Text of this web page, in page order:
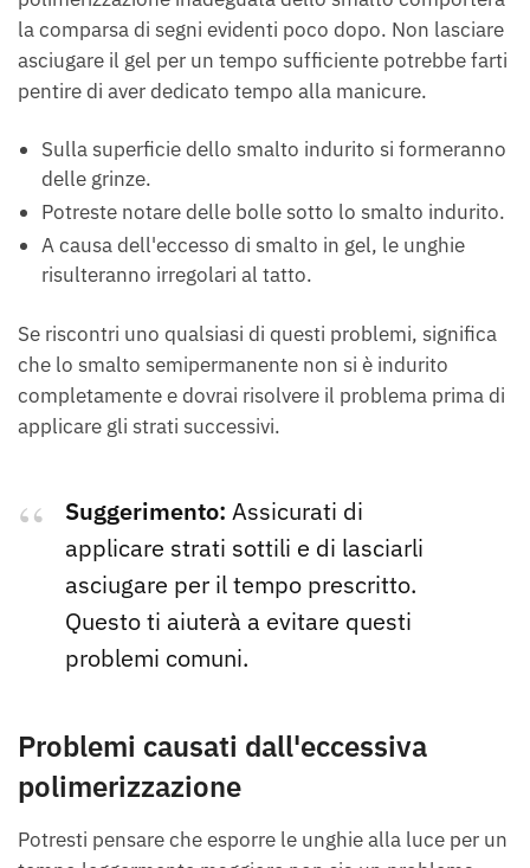
la comparsa di segni evidenti poco dopo. Non lasciare
asciugare il gel per un tempo sufficiente potrebbe farti
pentire di aver dedicato tempo alla manicure.
Sulla superficie dello smalto indurito si formeranno
delle grinze.
Potreste notare delle bolle sotto lo smalto indurito.
A causa dell'eccesso di smalto in gel, le unghie
risulteranno irregolari al tatto.
Se riscontri uno qualsiasi di questi problemi, significa
che lo smalto semipermanente non si è indurito
completamente e dovrai risolvere il problema prima di
applicare gli strati successivi.
Suggerimento: Assicurati di
applicare strati sottili e di lasciarli
asciugare per il tempo prescritto.
Questo ti aiuterà a evitare questi
problemi comuni.
Problemi causati dall'eccessiva
polimerizzazione
Potresti pensare che esporre le unghie alla luce per un